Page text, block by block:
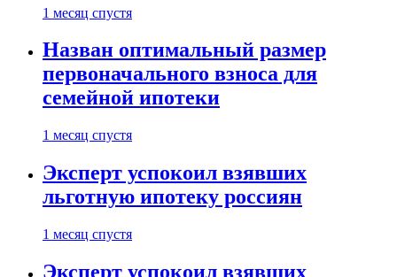
1 месяц спустя
Назван оптимальный размер
первоначального взноса для
семейной ипотеки
1 месяц спустя
Эксперт успокоил взявших
льготную ипотеку россиян
1 месяц спустя
Эксперт успокоил взявших